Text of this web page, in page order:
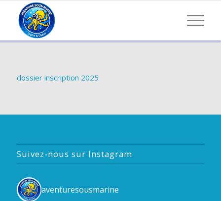
dossier inscription 2025
Suivez-nous sur Instagram
aventuresousmarine